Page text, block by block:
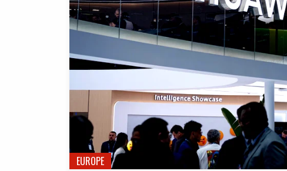
EUROPE